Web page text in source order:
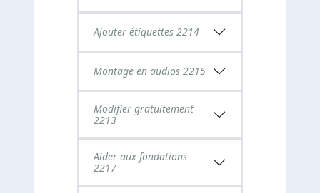
Ajouter étiquettes 2214
Montage en audios 2215
Modifier gratuitement
2213
Aider aux fondations
2217